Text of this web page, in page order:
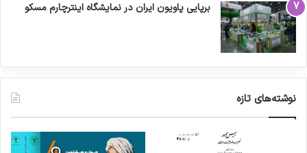
برپایی پاویون ایران در نمایشگاه اینترچارم مسکو
نوشته‌های تازه